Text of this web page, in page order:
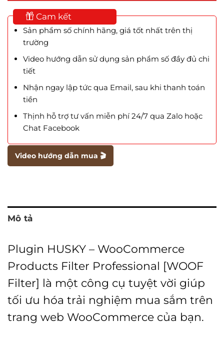
Cam kết
Sản phẩm số chính hãng, giá tốt nhất trên thị
trường
Video hướng dẫn sử dụng sản phẩm số đầy đủ chi
tiết
Nhận ngay lập tức qua Email, sau khi thanh toán
tiền
Thịnh hỗ trợ tư vấn miễn phí 24/7 qua Zalo hoặc
Chat Facebook
Video hướng dẫn mua 🎬
Mô tả
Plugin HUSKY – WooCommerce
Products Filter Professional [WOOF
Filter] là một công cụ tuyệt vời giúp
tối ưu hóa trải nghiệm mua sắm trên
trang web WooCommerce của bạn.